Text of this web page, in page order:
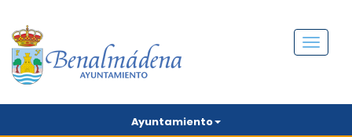
Menú
Ayuntamiento